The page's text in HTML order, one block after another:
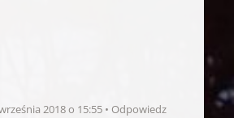
2018 o 15:55 Odpowiedz